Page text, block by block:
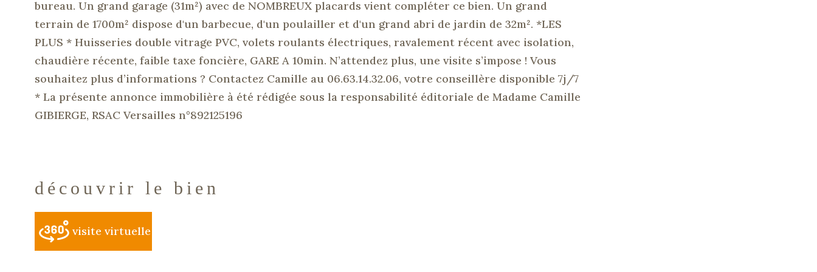
bureau. Un grand garage (31m²) avec de NOMBREUX placards vient compléter ce bien. Un grand
terrain de 1700m² dispose d'un barbecue, d'un poulailler et d'un grand abri de jardin de 32m². *LES
PLUS * Huisseries double vitrage PVC, volets roulants électriques, ravalement récent avec isolation,
chaudière récente, faible taxe foncière, GARE A 10min. N’attendez plus, une visite s’impose ! Vous
souhaitez plus d’informations ? Contactez Camille au 06.63.14.32.06, votre conseillère disponible 7j/7
* La présente annonce immobilière à été rédigée sous la responsabilité éditoriale de Madame Camille
GIBIERGE, RSAC Versailles n°892125196
découvrir le bien
visite virtuelle